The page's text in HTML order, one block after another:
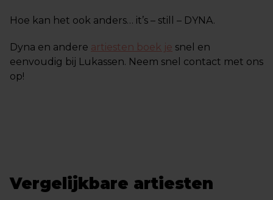
Hoe kan het ook anders… it’s – still – DYNA.
Dyna en andere artiesten boek je snel en
eenvoudig bij Lukassen. Neem snel contact met ons
op!
Vergelijkbare artiesten